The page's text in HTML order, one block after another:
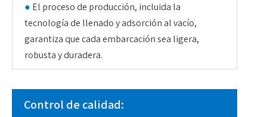
● El proceso de producción, incluida la
tecnología de llenado y adsorción al vacío,
garantiza que cada embarcación sea ligera,
robusta y duradera.
Control de calidad: